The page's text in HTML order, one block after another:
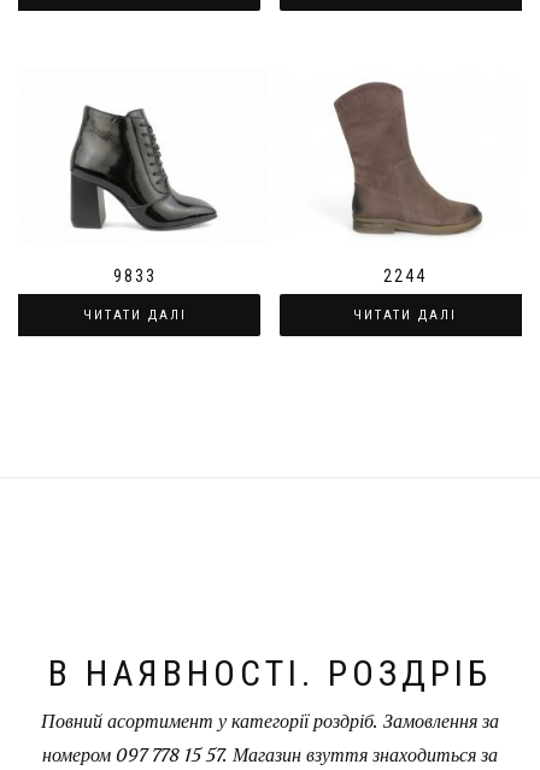
9833
ЧИТАТИ ДАЛІ
2244
ЧИТАТИ ДАЛІ
В НАЯВНОСТІ. РОЗДРІБ
Повний асортимент у категорії роздріб. Замовлення за
номером 097 778 15 57. Магазин взуття знаходиться за